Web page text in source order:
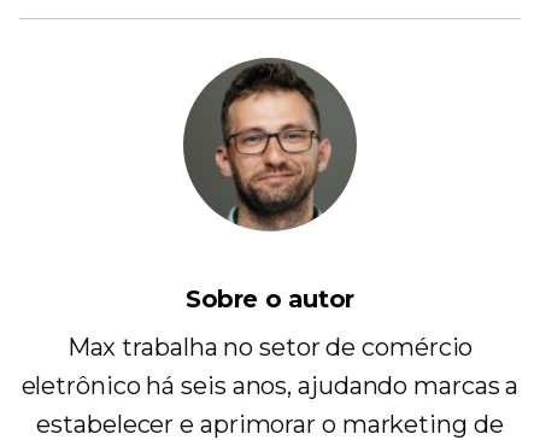
Sobre o autor
Max trabalha no setor de comércio
eletrônico há seis anos, ajudando marcas a
estabelecer e aprimorar o marketing de